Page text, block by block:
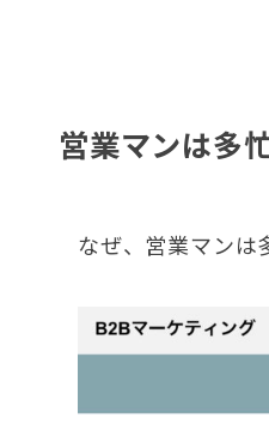
営業マンは多
なぜ、営業マンは